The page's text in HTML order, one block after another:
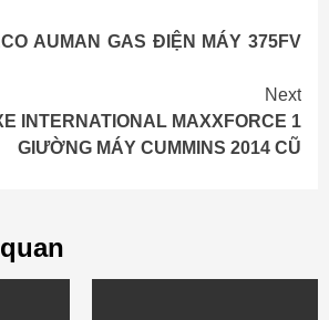
AUMAN GAS ĐIỆN MÁY 375FV
Next
INTERNATIONAL MAXXFORCE 1
GIƯỜNG MÁY CUMMINS 2014 CŨ